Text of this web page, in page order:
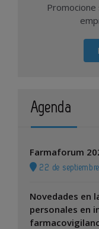
Agenda
Farmaforum
22 de
Novedades en
personales en